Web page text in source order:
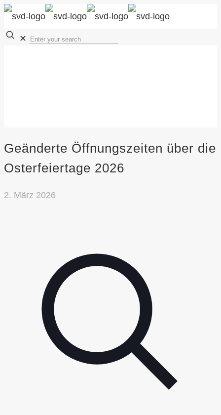
✕
Geänderte Öffnungszeiten über die
Osterfeiertage 2026
2. März 2026